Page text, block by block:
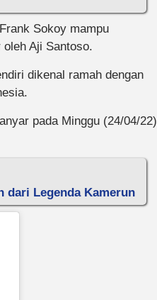
Sokoy mampu
Aji Santoso.
dikenal ramah dengan
pada Minggu (24/04/22)
dari Legenda Kamerun